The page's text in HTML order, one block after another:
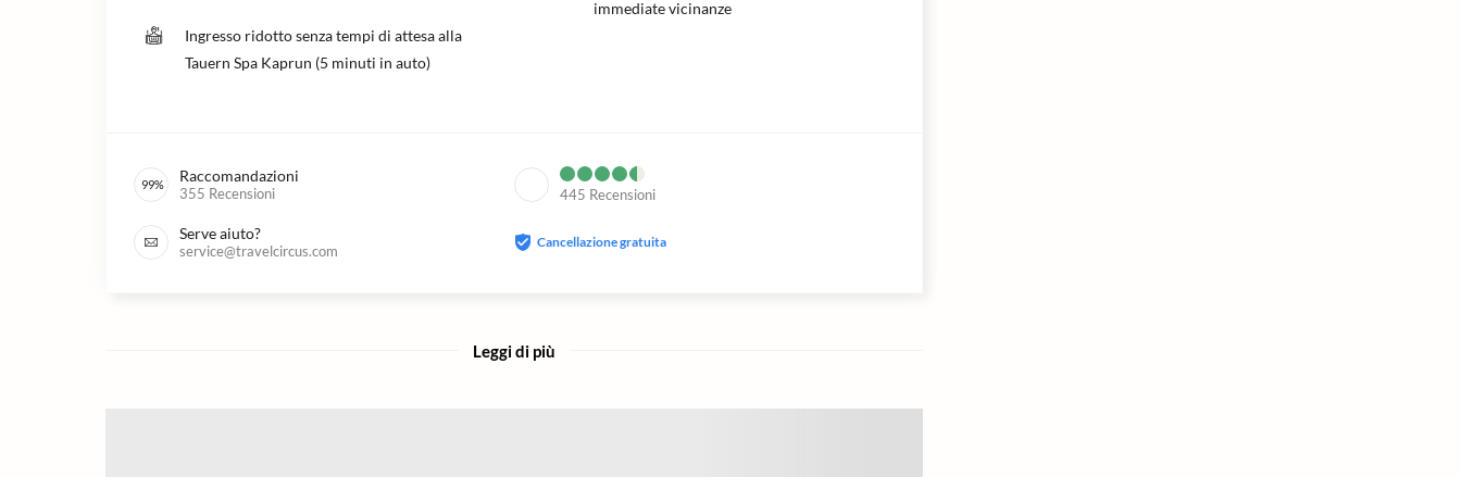
Ingresso ridotto senza tempi di attesa alla
Tauern Spa Kaprun (5 minuti in auto)
immediate vicinanze
99% Raccomandazioni
355 Recensioni 445 Recensioni
Serve aiuto?
service@travelcircus.com
Cancellazione gratuita
Leggi di più